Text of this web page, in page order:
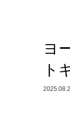
ヨ
ト